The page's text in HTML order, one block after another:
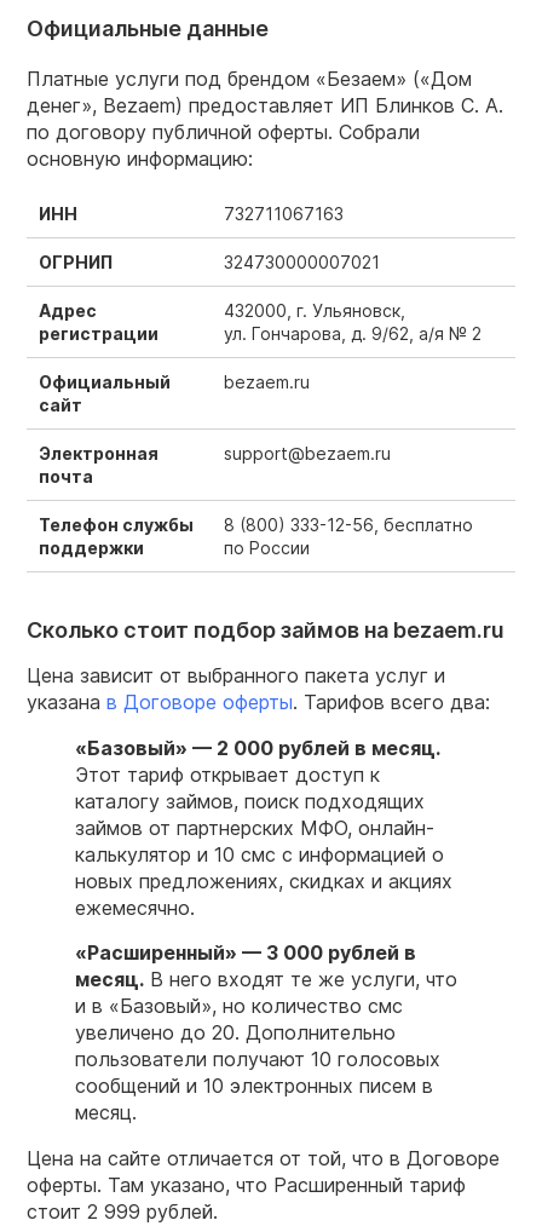
Официальные данные
Платные услуги под брендом «Безаем» («Дом
денег», Bezaem) предоставляет ИП Блинков С. А.
по договору публичной оферты. Собрали
основную информацию:
ИНН 732711067163
ОГРНИП 324730000007021
Адрес
регистрации
432000, г. Ульяновск,
ул. Гончарова, д. 9/62, а/я № 2
Официальный
сайт
bezaem.ru
Электронная
почта
support@bezaem.ru
Телефон службы
поддержки
8 (800) 333-12-56, бесплатно
по России
Сколько стоит подбор займов на bezaem.ru
Цена зависит от выбранного пакета услуг и
указана в Договоре оферты. Тарифов всего два:
«Базовый» — 2 000 рублей в месяц.
Этот тариф открывает доступ к
каталогу займов, поиск подходящих
займов от партнерских МФО, онлайн-
калькулятор и 10 смс с информацией о
новых предложениях, скидках и акциях
ежемесячно.
«Расширенный» — 3 000 рублей в
месяц. В него входят те же услуги, что
и в «Базовый», но количество смс
увеличено до 20. Дополнительно
пользователи получают 10 голосовых
сообщений и 10 электронных писем в
месяц.
Цена на сайте отличается от той, что в Договоре
оферты. Там указано, что Расширенный тариф
стоит 2 999 рублей.